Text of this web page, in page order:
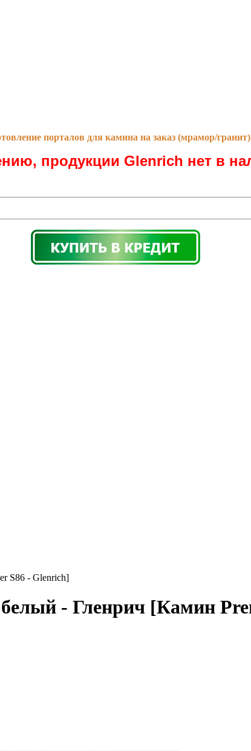
порталов для камина на заказ (мрамор/гранит)
продукции Glenrich нет в
S86 - Glenrich]
- Гленрич [Камин